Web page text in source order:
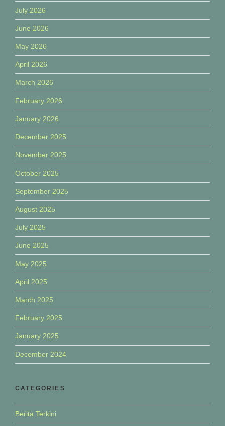
July 2026
June 2026
May 2026
April 2026
March 2026
February 2026
January 2026
December 2025
November 2025
October 2025
September 2025
August 2025
July 2025
June 2025
May 2025
April 2025
March 2025
February 2025
January 2025
December 2024
CATEGORIES
Berita Terkini